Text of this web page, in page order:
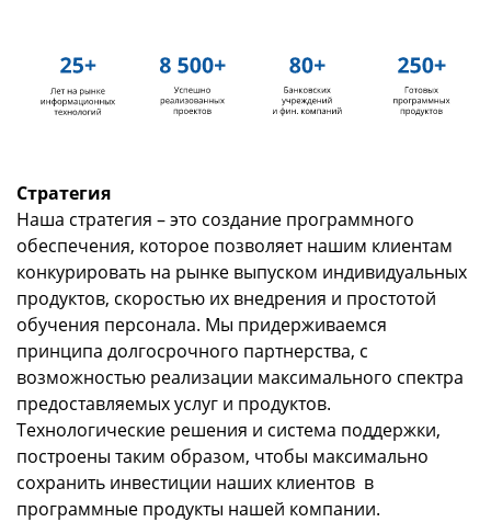
Стратегия
Наша стратегия – это создание программного
обеспечения, которое позволяет нашим клиентам
конкурировать на рынке выпуском индивидуальных
продуктов, скоростью их внедрения и простотой
обучения персонала. Мы придерживаемся
принципа долгосрочного партнерства, с
возможностью реализации максимального спектра
предоставляемых услуг и продуктов.
Технологические решения и система поддержки,
построены таким образом, чтобы максимально
сохранить инвестиции наших клиентов в
программные продукты нашей компании.